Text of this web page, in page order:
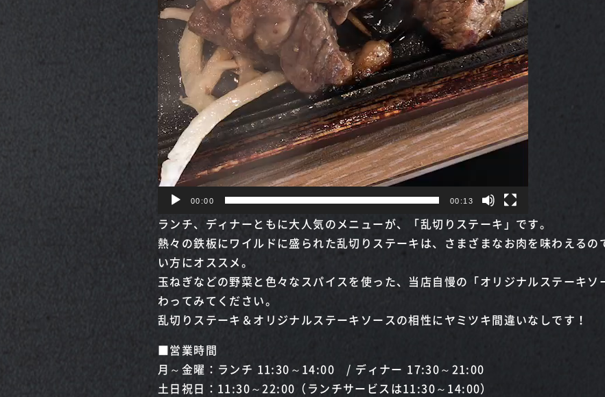
00:00 00:13
ランチ、ディナーともに大人気のメニューが、「乱切りステーキ」です。
熱々の鉄板にワイルドに盛られた乱切りステーキは、さまざまなお肉を味わえる
い方にオススメ。
玉ねぎなどの野菜と色々なスパイスを使った、当店自慢の「オリジナルステーキ
わってみてください。
乱切りステーキ＆オリジナルステーキソースの相性にヤミツキ間違いなしです！
■営業時間
月～金曜：ランチ 11:30～14:00 / ディナー 17:30～21:00
土日祝日：11:30～22:00（ランチサービスは11:30～14:00）